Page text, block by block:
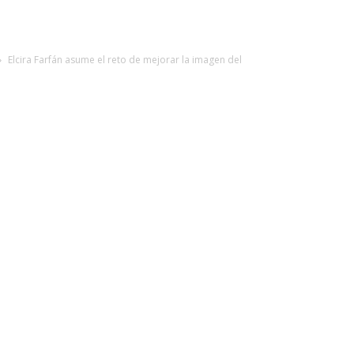
Elcira Farfán asume el reto de mejorar la imagen del